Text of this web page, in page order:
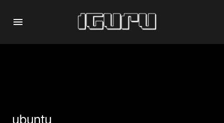
ubuntu